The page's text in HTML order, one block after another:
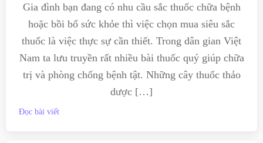
Gia đình bạn đang có nhu cầu sắc thuốc chữa bệnh
hoặc bồi bổ sức khỏe thì việc chọn mua siêu sắc
thuốc là việc thực sự cần thiết. Trong dân gian Việt
Nam ta lưu truyền rất nhiều bài thuốc quý giúp chữa
trị và phòng chống bệnh tật. Những cây thuốc thảo
dược […]
Đọc bài viết